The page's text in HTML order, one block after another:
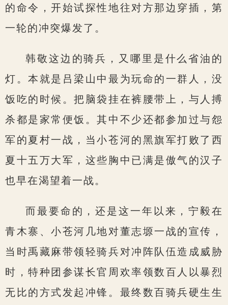
的命令，开始试探性地往对方那边穿插，第
一轮的冲突爆发了。
韩敬这边的骑兵，又哪里是什么省油的
灯。本就是吕梁山中最为玩命的一群人，没
饭吃的时候。把脑袋挂在裤腰带上，与人搏
杀都是家常便饭。其中不少还都参加过与怨
军的夏村一战，当小苍河的黑旗军打败了西
夏十五万大军，这些胸中已满是傲气的汉子
也早在渴望着一战。
而最要命的，还是这一年以来，宁毅在
青木寨、小苍河几地对董志塬一战的宣传，
当时禹藏麻带领轻骑兵对冲阵队伍造成威胁
时，特种团参谋长官周欢率领数百人以暴烈
无比的方式发起冲锋。最终数百骑兵硬生生